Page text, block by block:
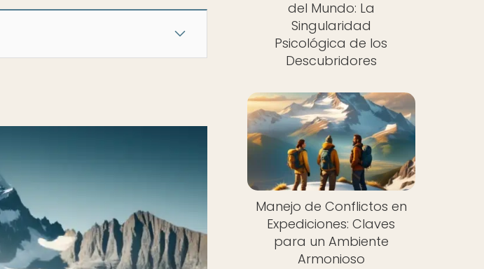
del Mundo: La
Singularidad
Psicológica de los
Descubridores
Manejo de Conflictos en
Expediciones: Claves
para un Ambiente
Armonioso